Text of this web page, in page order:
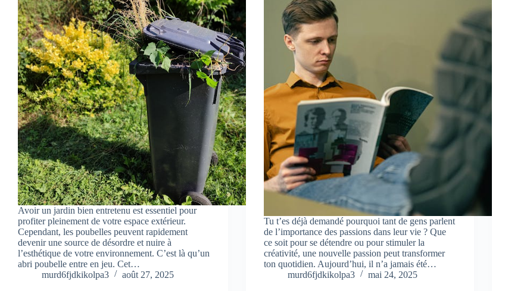
Avoir un jardin bien entretenu est essentiel pour
profiter pleinement de votre espace extérieur.
Cependant, les poubelles peuvent rapidement
devenir une source de désordre et nuire à
l’esthétique de votre environnement. C’est là qu’un
abri poubelle entre en jeu. Cet…
murd6fjdkikolpa3
août 27, 2025
Tu t’es déjà demandé pourquoi tant de gens parlent
de l’importance des passions dans leur vie ? Que
ce soit pour se détendre ou pour stimuler la
créativité, une nouvelle passion peut transformer
ton quotidien. Aujourd’hui, il n’a jamais été…
murd6fjdkikolpa3
mai 24, 2025